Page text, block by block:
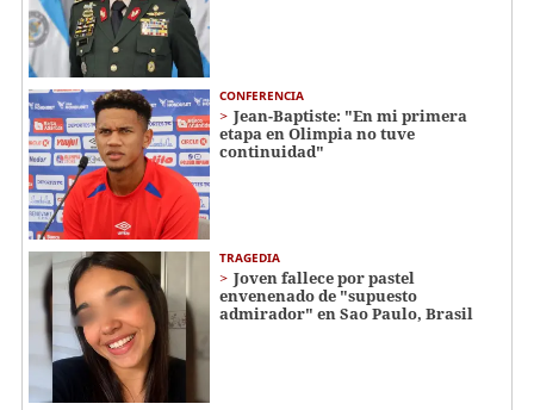
CONFERENCIA
Jean-Baptiste: "En mi primera
etapa en Olimpia no tuve
continuidad"
TRAGEDIA
Joven fallece por pastel
envenenado de "supuesto
admirador" en Sao Paulo, Brasil